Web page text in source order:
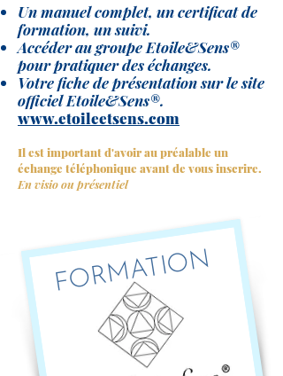
Un manuel complet, un certificat de
formation, un suivi.
Accéder au groupe Etoile&Sens®
pour pratiquer des échanges.
Votre fiche de présentation sur le site
officiel Etoile&Sens®.
www.etoileetsens.com
Il est important d'avoir au préalable un
échange téléphonique avant de vous inscrire.
En visio ou présentiel
FORMATION